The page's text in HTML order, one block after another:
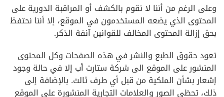
وعلى الرغم من أننا لا نقوم بالكشف أو المراقبة الدورية على
المحتوى الذي يضعه المستخدمون في الموقع، إلا أننا نحتفظ
بحق إزالة المحتوى المخالف للقوانين آنفة الذكر.
تعود حقوق الطبع والنشر في هذه الصفحات وكل المحتوى
المنشور على الموقع الى شركة ستارت أب إلا في حالة وجود
إشعار بشأن الملكية من قبل أي طرف ثالث. بالإضافة إلى
ذلك، تحظى الصور والعلامات التجارية المنشورة على الموقع